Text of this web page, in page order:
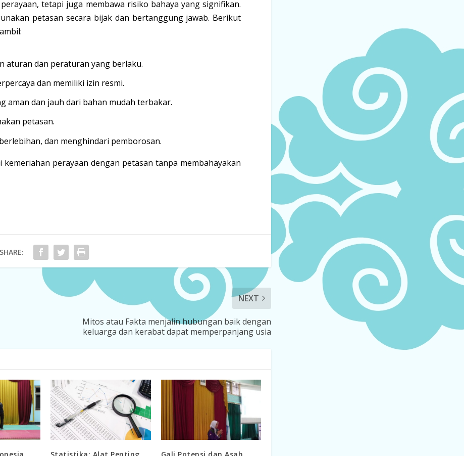
tetapi juga membawa risiko bahaya yang signifikan.
petasan secara bijak dan bertanggung jawab. Berikut
aturan dan peraturan yang berlaku.
dan memiliki izin resmi.
aman dan jauh dari bahan mudah terbakar.
petasan.
dan menghindari pemborosan.
perayaan dengan petasan tanpa membahayakan
SHARE:
NEXT
Mitos atau Fakta menjalin hubungan baik dengan
keluarga dan kerabat dapat memperpanjang usia